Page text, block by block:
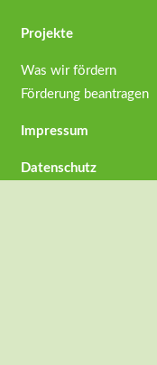
Projekte
Was wir fördern
Förderung beantragen
Impressum
Datenschutz